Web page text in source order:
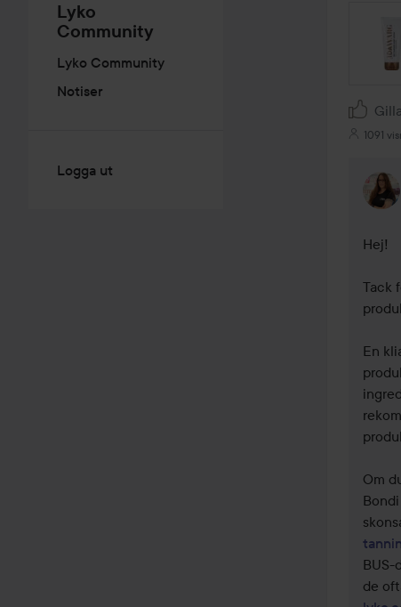
Lyko
Community
Lyko Community
Notiser
Logga ut
Gilla
1091
Hej!
Tack
En
Om
BUS-